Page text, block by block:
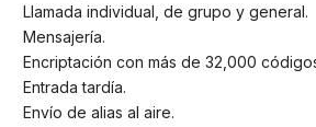
Llamada individual, de grupo y general.
Mensajería.
Encriptación con más de 32,000
Entrada tardía.
Envío de alias al aire.